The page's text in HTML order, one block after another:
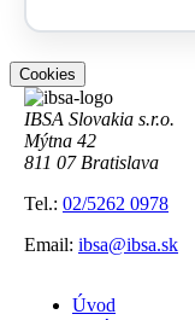
Cookies
IBSA Slovakia s.r.o.
Mýtna 42
811 07 Bratislava
Tel.: 02/5262 0978
Email: ibsa@ibsa.sk
Úvod